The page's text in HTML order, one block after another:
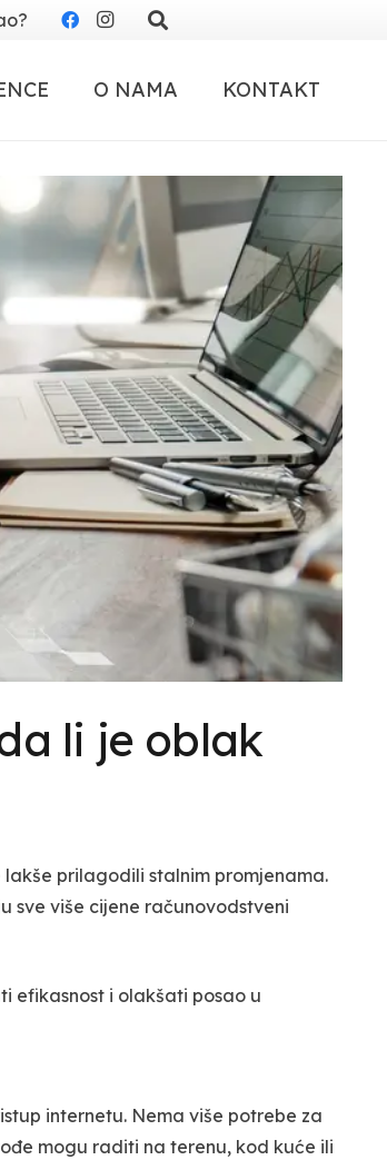
O NAMA KONTAKT
li je oblak
prilagodili stalnim promjenama.
sve više cijene računovodstveni
efikasnost i olakšati posao u
internetu. Nema više potrebe za
mogu raditi na terenu, kod kuće ili